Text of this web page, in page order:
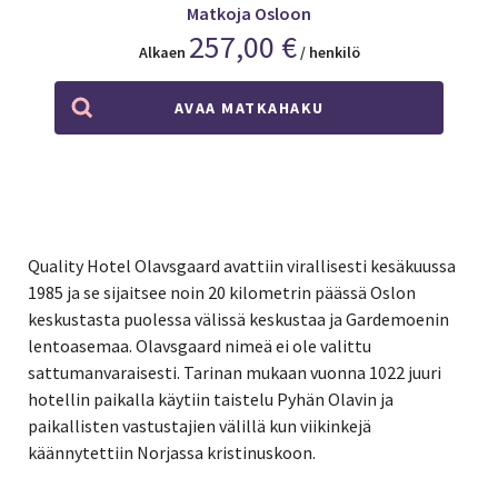
Matkoja Osloon
Alkaen 257,00 € / henkilö
AVAA MATKAHAKU
Quality Hotel Olavsgaard avattiin virallisesti kesäkuussa
1985 ja se sijaitsee noin 20 kilometrin päässä Oslon
keskustasta puolessa välissä keskustaa ja Gardemoenin
lentoasemaa. Olavsgaard nimeä ei ole valittu
sattumanvaraisesti. Tarinan mukaan vuonna 1022 juuri
hotellin paikalla käytiin taistelu Pyhän Olavin ja
paikallisten vastustajien välillä kun viikinkejä
käännytettiin Norjassa kristinuskoon.